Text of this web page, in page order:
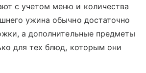
с учетом меню и количества
ужина обычно достаточно
а дополнительные предметы
для тех блюд, которым они